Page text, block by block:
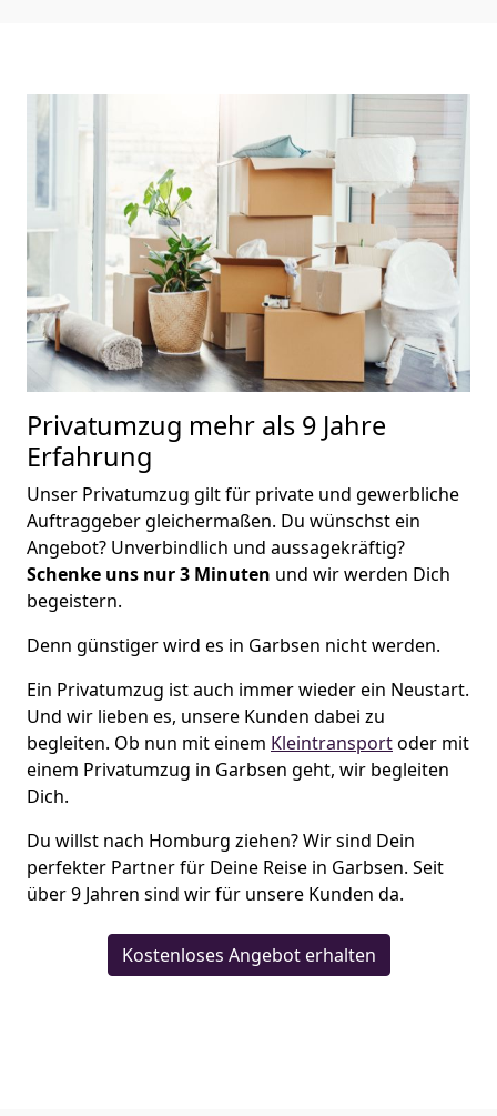
Privatumzug mehr als 9 Jahre
Erfahrung
Unser Privatumzug gilt für private und gewerbliche
Auftraggeber gleichermaßen. Du wünschst ein
Angebot? Unverbindlich und aussagekräftig?
Schenke uns nur 3 Minuten und wir werden Dich
begeistern.
Denn günstiger wird es in Garbsen nicht werden.
Ein Privatumzug ist auch immer wieder ein Neustart.
Und wir lieben es, unsere Kunden dabei zu
begleiten. Ob nun mit einem Kleintransportoder mit
einem Privatumzug in Garbsen geht, wir begleiten
Dich.
Du willst nach Homburg ziehen? Wir sind Dein
perfekter Partner für Deine Reise in Garbsen. Seit
über 9 Jahren sind wir für unsere Kunden da.
Kostenloses Angebot erhalten